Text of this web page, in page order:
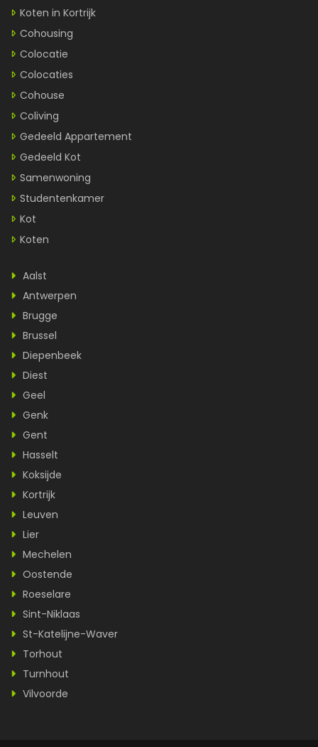
Koten in Kortrijk
Cohousing
Colocatie
Colocaties
Cohouse
Coliving
Gedeeld Appartement
Gedeeld Kot
Samenwoning
Studentenkamer
Kot
Koten
Aalst
Antwerpen
Brugge
Brussel
Diepenbeek
Diest
Geel
Genk
Gent
Hasselt
Koksijde
Kortrijk
Leuven
Lier
Mechelen
Oostende
Roeselare
Sint-Niklaas
St-Katelijne-Waver
Torhout
Turnhout
Vilvoorde